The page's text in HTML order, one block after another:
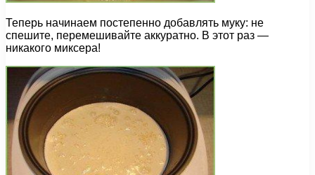
Теперь начинаем постепенно добавлять муку: не
спешите, перемешивайте аккуратно. В этот раз —
никакого миксера!